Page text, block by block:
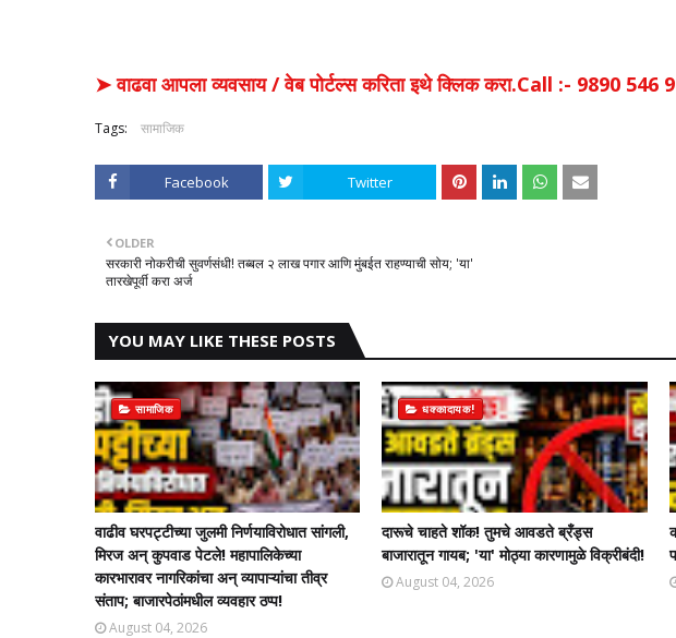
➤ वाढवा आपला व्यवसाय / वेब पोर्टल्स करिता इथे क्लिक करा.Call :- 9890 546
Tags: सामाजिक
Facebook Twitter
OLDER
सरकारी नोकरीची सुवर्णसंधी! तब्बल २ लाख पगार आणि मुंबईत राहण्याची सोय; 'या'
तारखेपूर्वी करा अर्ज
YOU MAY LIKE THESE POSTS
सामाजिक
वाढीव घरपट्टीच्या जुलमी निर्णयाविरोधात सांगली,
मिरज अन् कुपवाड पेटले! महापालिकेच्या
कारभारावर नागरिकांचा अन् व्यापाऱ्यांचा तीव्र
संताप; बाजारपेठांमधील व्यवहार ठप्प!​
August 04, 2026
धक्कादायक!
दारूचे चाहते शॉक! तुमचे आवडते ब्रँड्स
बाजारातून गायब; 'या' मोठ्या कारणामुळे विक्रीबंदी!
August 04, 2026